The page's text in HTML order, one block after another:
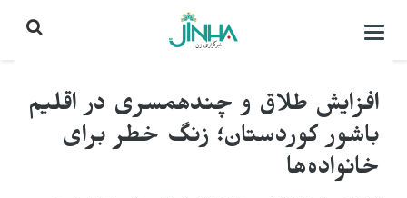
باز
بستن
افزایش طلاق و چندهمسری در اقلیم
باشور کوردستان؛ زنگ خطر برای
خانواده‌ها